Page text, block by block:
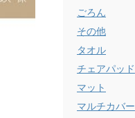
ごろん
その他
タオル
チェアパッド
マット
マルチカバー